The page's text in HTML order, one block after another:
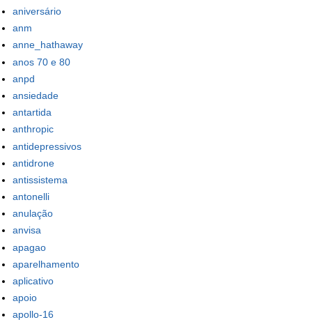
aniversário
anm
anne_hathaway
anos 70 e 80
anpd
ansiedade
antartida
anthropic
antidepressivos
antidrone
antissistema
antonelli
anulação
anvisa
apagao
aparelhamento
aplicativo
apoio
apollo-16